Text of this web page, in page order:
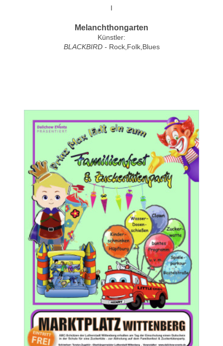
I
Melanchthongarten
Künstler:
BLACKBIRD - Rock,Folk,Blues